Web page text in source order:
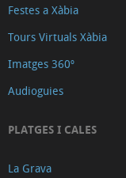
La
pedra
tosca
i
altres
Església
Festes a Xàbia
Tours Virtuals Xàbia
Imatges 360º
Audioguies
PLATGES I CALES
La Grava